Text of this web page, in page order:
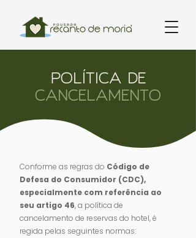
POLÍTICA DE
CANCELAMENTO
Conforme as regras do Código de
Defesa do Consumidor (CDC),
especialmente com referência ao
seu artigo 46, a política de
cancelamento de reservas do hotel, é
regida pelas seguintes normas: